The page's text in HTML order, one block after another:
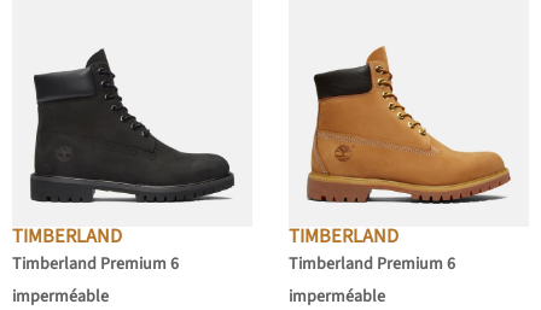
TIMBERLAND
Timberland Premium 6
imperméable
TIMBERLAND
Timberland Premium 6
imperméable